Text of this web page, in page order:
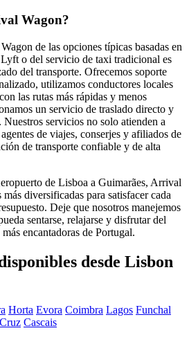
Wagon?
de las opciones típicas basadas en
o del servicio de taxi tradicional es
del transporte. Ofrecemos soporte
utilizamos conductores locales
las rutas más rápidas y menos
un servicio de traslado directo y
servicios no solo atienden a
de viajes, conserjes y afiliados de
de transporte confiable y de alta
de Lisboa a Guimarães, Arrival
diversificadas para satisfacer cada
Deje que nosotros manejemos
sentarse, relajarse y disfrutar del
encantadoras de Portugal.
desde Lisbon
Horta Evora Coimbra Lagos Funchal
Cascais